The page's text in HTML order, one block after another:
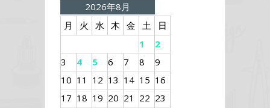
2026年8月
月
火 水 木 金 土
日
1
2
3
4 5 6 7 8
9
10 11 12 13 14 15 16
17 18 19 20 21 22 23